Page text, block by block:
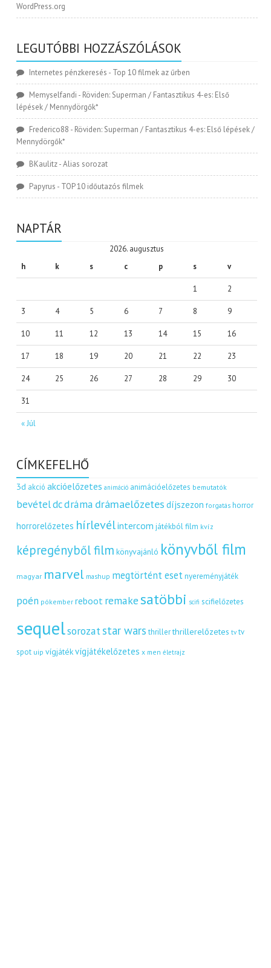
WordPress.org
LEGUTÓBBI HOZZÁSZÓLÁSOK
Internetes pénzkeresés - Top 10 filmek az űrben
Memyselfandi - Röviden: Superman / Fantasztikus 4-es: Első
lépések / Mennydörgők*
Frederico88 - Röviden: Superman / Fantasztikus 4-es: Első lépések /
Mennydörgők*
BKaulitz-Alias sorozat
Papyrus - TOP 10 időutazós filmek
NAPTÁR
2026. augusztus
h
k s c p s v
« Júl
1 2
3 4 5 6 7 8 9
10 11 12 13 14 15 16
17 18 19 20 21 22 23
24 25 26 27 28 29 30
31
CÍMKEFELHŐ
3d akció akcióelőzetes animáció animációelőzetes bemutatók
bevételdcdráma drámaelőzetes díjszezon forgatás horror
horrorelőzetes hírlevélintercom játékból film kvíz
képregényből film könyvajánló könyvből film
magyar marvel mashup megtörtént eset nyereményjáték
poén pókember reboot remakesatöbbi scifi scifielőzetes
sequelsorozatstar wars thriller thrillerelőzetes tv tv
spot uip vígjátékvígjátékelőzetes x men életrajz